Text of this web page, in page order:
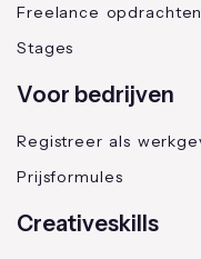
Freelance opdrachten
Stages
Voor bedrijven
Registreer als
Prijsformules
Creativeskills